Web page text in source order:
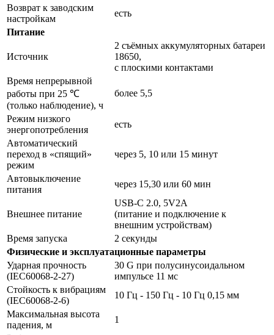
Возврат к заводским
настройкам
есть
Питание
Источник
2 съёмных аккумуляторных батареи
18650,
с плоскими контактами
Время непрерывной
работы при 25 ℃
(только наблюдение), ч
более 5,5
Режим низкого
энергопотребления
есть
Автоматический
переход в «спящий»
режим
через 5, 10 или 15 минут
Автовыключение
питания
через 15,30 или 60 мин
Внешнее питание
USB-C 2.0, 5V2A
(питание и подключение к
внешним устройствам)
Время запуска
2 секунды
Физические и эксплуатационные параметры
Ударная прочность
(IEC60068-2-27)
30 G при полусинусоидальном
импульсе 11 мс
Стойкость к вибрациям
(IEC60068-2-6)
10 Гц - 150 Гц - 10 Гц 0,15 мм
Максимальная высота
падения, м
1